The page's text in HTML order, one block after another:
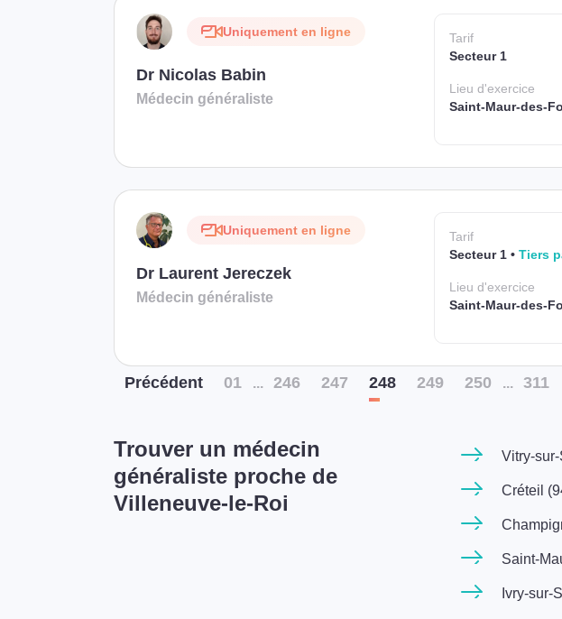
Uniquement en ligne
Dr Nicolas Babin
Médecin généraliste
Tarif
Secteur 1
Lieud'exercice
Saint-Maur-des-
Uniquement en ligne
Dr Laurent Jereczek
Médecin généraliste
Tarif
Secteur 1
Tiers
Lieud'exercice
Saint-Maur-des-
Précédent 01 ... 246 247 248 249 250 ... 311
Trouver un médecin
généraliste proche de
Villeneuve-le-Roi
Vitry-
Créteil
Saint-
Ivry-sur-